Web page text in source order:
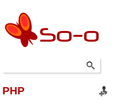
PHP